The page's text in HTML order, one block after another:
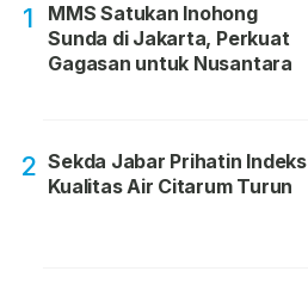
1
MMS Satukan Inohong
Sunda di Jakarta, Perkuat
Gagasan untuk Nusantara
2 Sekda Jabar Prihatin Indeks
Kualitas Air Citarum Turun